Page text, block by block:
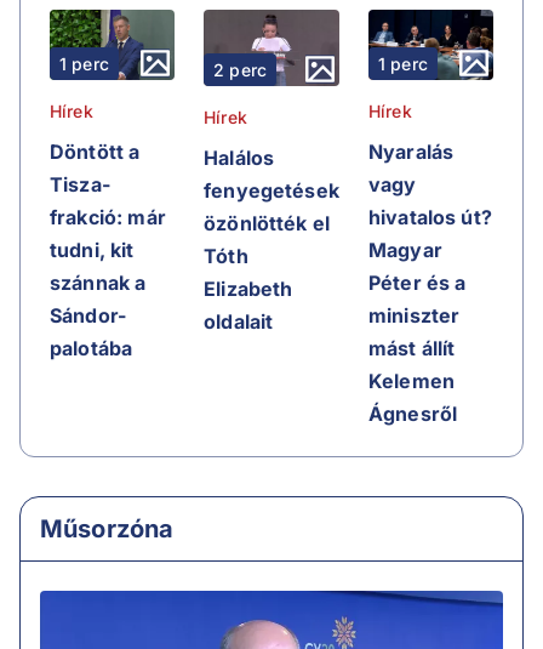
1 perc
Hírek
Döntött a
Tisza-
frakció: már
tudni, kit
szánnak a
Sándor-
palotába
2 perc
Hírek
Halálos
fenyegetések
özönlötték el
Tóth
Elizabeth
oldalait
1 perc
Hírek
Nyaralás
vagy
hivatalos út?
Magyar
Péter és a
miniszter
mást állít
Kelemen
Ágnesről
Műsorzóna